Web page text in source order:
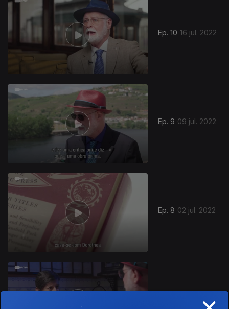
Ep. 10 16 jul. 2022
Ep. 9 09 jul. 2022
Ep. 8 02 jul. 2022
25 jun. 2022